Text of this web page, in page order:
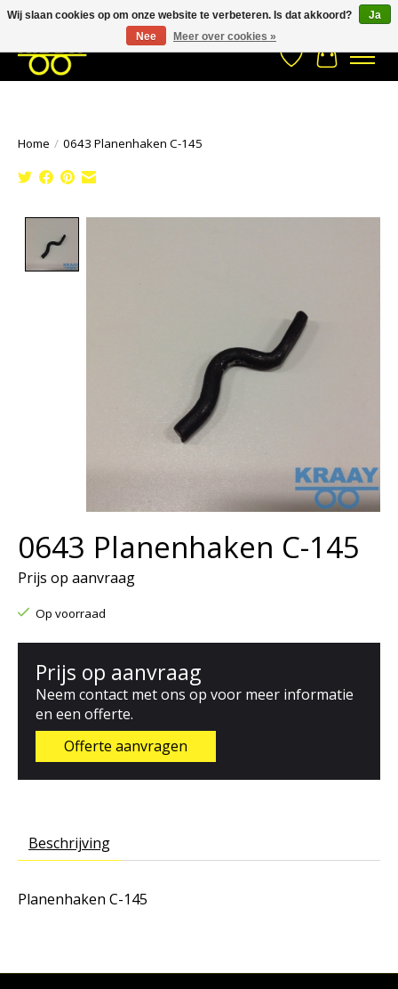
033- 2470 538 info@kraaybv.com Stuur een Whatsapp bericht
Verlanglijst
Home / 0643 Planenhaken C-145
0643 Planenhaken C-145
Prijs op aanvraag
Op voorraad
Prijs op aanvraag
Neem contact met ons op voor meer informatie
en een offerte.
Offerte aanvragen
Beschrijving
Planenhaken C-145
Wij slaan cookies op om onze website te verbeteren. Is dat akkoord?
Ja
Nee
Meer over cookies »